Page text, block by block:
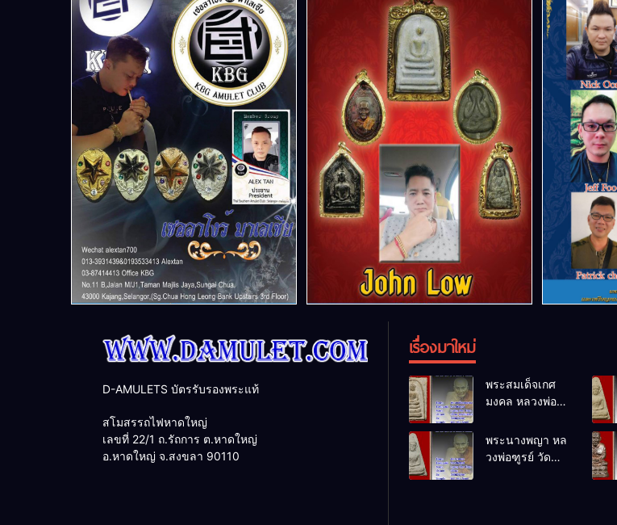
D-AMULETS บัตรรับรองพระแท้
สโมสรรถไฟหาดใหญ่
เลขที่ 22/1 ถ.รัถการ ต.หาดใหญ่
อ.หาดใหญ่ จ.สงขลา 90110
เรื่องมาใหม่
พระสมเด็จเกศ
มงคล หลวงพ่อ
โพธิ์นิมิตร
พ.ศ.2512
พระนางพญา หล
วงพ่อฑูรย์ วัด